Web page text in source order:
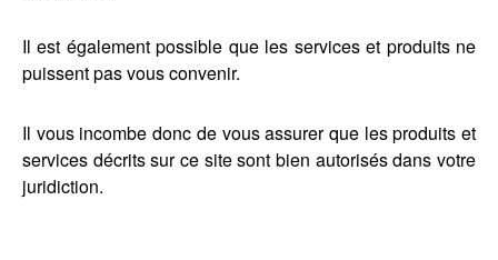
Il est également possible que les services et produits ne
puissent pas vous convenir.
Il vous incombe donc de vous assurer que les produits et
services décrits sur ce site sont bien autorisés dans votre
juridiction.